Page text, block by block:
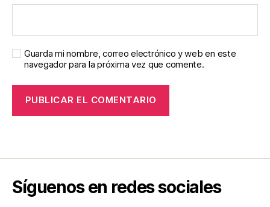
Guarda mi nombre, correo electrónico y web en este
navegador para la próxima vez que comente.
Síguenos en redes sociales